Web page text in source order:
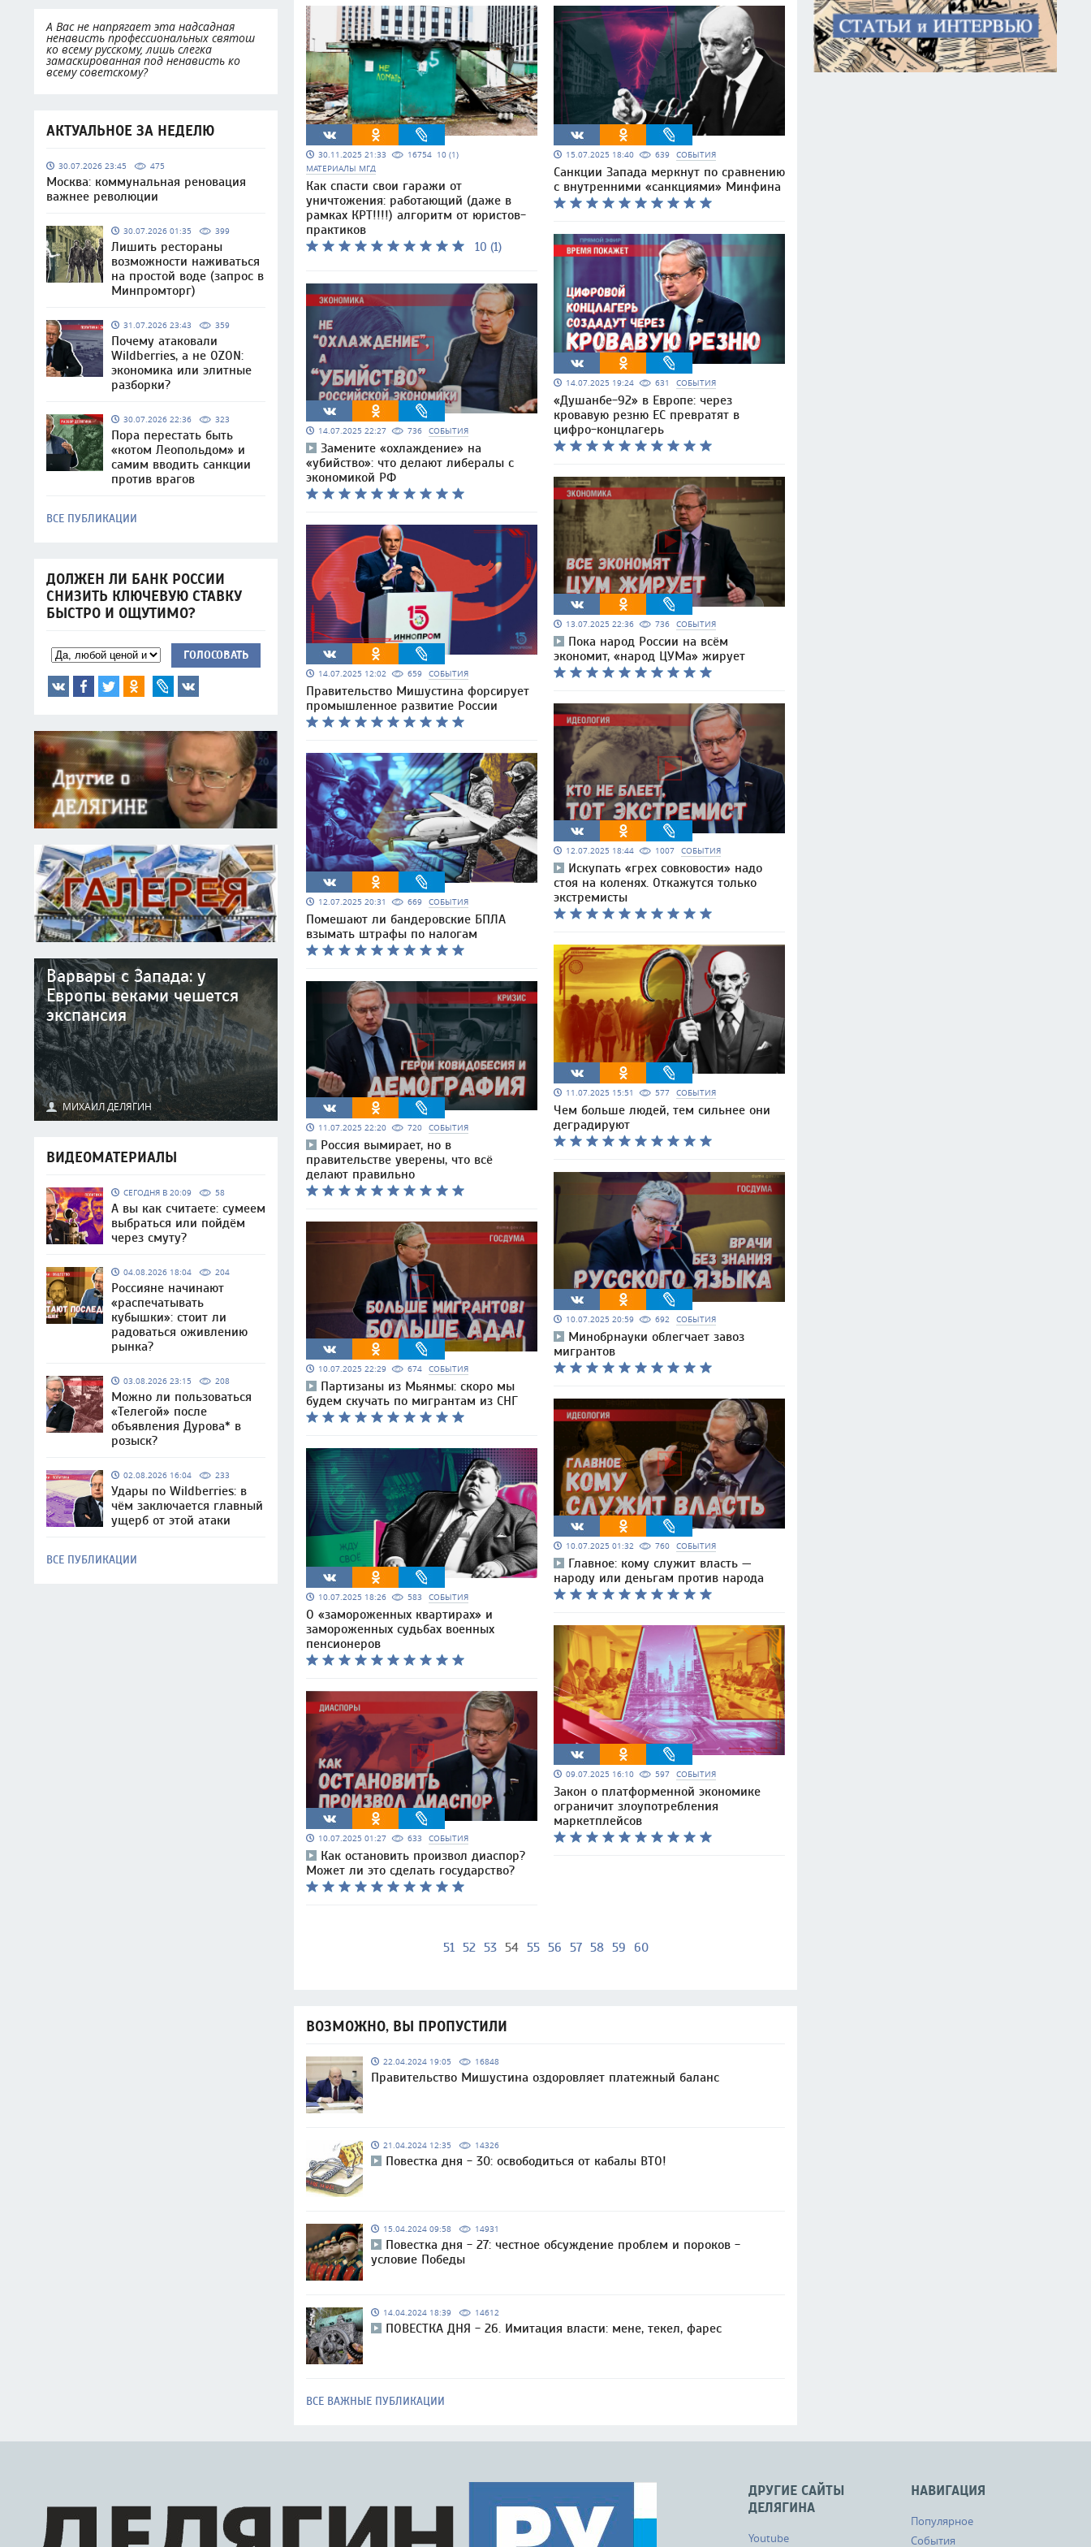
А Вас не напрягает эта надсадная
ненависть профессиональных святош
ко всему русскому, лишь слегка
замаскированная под ненависть ко
всему советскому?
АКТУАЛЬНОЕ ЗА НЕДЕЛЮ
30.07.2026 23:45 475
Москва: коммунальная реновация
важнее революции
30.07.2026 01:35 399
Лишить рестораны
возможности наживаться
на простой воде (запрос в
Минпромторг)
31.07.2026 23:43 359
Почему атаковали
Wildberries, а не OZON:
экономика или элитные
разборки?
30.07.2026 22:36 323
Пора перестать быть
«котом Леопольдом» и
самим вводить санкции
против врагов
ВСЕ ПУБЛИКАЦИИ
ДОЛЖЕН ЛИ БАНК РОССИИ
СНИЗИТЬ КЛЮЧЕВУЮ СТАВКУ
БЫСТРО И ОЩУТИМО?
ГОЛОСОВАТЬ
Варвары с Запада: у
Европы веками чешется
экспансия
МИХАИЛ ДЕЛЯГИН
ВИДЕОМАТЕРИАЛЫ
СЕГОДНЯ В 20:09 58
А вы как считаете: сумеем
выбраться или пойдём
через смуту?
04.08.2026 18:04 204
Россияне начинают
«распечатывать
кубышки»: стоит ли
радоваться оживлению
рынка?
03.08.2026 23:15 208
Можно ли пользоваться
«Телегой» после
объявления Дурова* в
розыск?
02.08.2026 16:04 233
Удары по Wildberries: в
чём заключается главный
ущерб от этой атаки
ВСЕ ПУБЛИКАЦИИ
30.11.2025 21:33 16754 10 (1)
МАТЕРИАЛЫ МГД
Как спасти свои гаражи от
уничтожения: работающий (даже в
рамках КРТ!!!!) алгоритм от юристов-
практиков
10 (1)
14.07.2025 22:27 736 СОБЫТИЯ
Замените «охлаждение» на
«убийство»: что делают либералы с
экономикой РФ
14.07.2025 12:02 659 СОБЫТИЯ
Правительство Мишустина форсирует
промышленное развитие России
12.07.2025 20:31 669 СОБЫТИЯ
Помешают ли бандеровские БПЛА
взымать штрафы по налогам
11.07.2025 22:20 720 СОБЫТИЯ
Россия вымирает, но в
правительстве уверены, что всё
делают правильно
10.07.2025 22:29 674 СОБЫТИЯ
Партизаны из Мьянмы: скоро мы
будем скучать по мигрантам из СНГ
10.07.2025 18:26 583 СОБЫТИЯ
О «замороженных квартирах» и
замороженных судьбах военных
пенсионеров
10.07.2025 01:27 633 СОБЫТИЯ
Как остановить произвол диаспор?
Может ли это сделать государство?
15.07.2025 18:40 639 СОБЫТИЯ
Санкции Запада меркнут по сравнению
с внутренними «санкциями» Минфина
14.07.2025 19:24 631 СОБЫТИЯ
«Душанбе-92» в Европе: через
кровавую резню ЕС превратят в
цифро-концлагерь
13.07.2025 22:36 736 СОБЫТИЯ
Пока народ России на всём
экономит, «народ ЦУМа» жирует
12.07.2025 18:44 1007 СОБЫТИЯ
Искупать «грех совковости» надо
стоя на коленях. Откажутся только
экстремисты
11.07.2025 15:51 577 СОБЫТИЯ
Чем больше людей, тем сильнее они
деградируют
10.07.2025 20:59 692 СОБЫТИЯ
Минобрнауки облегчает завоз
мигрантов
10.07.2025 01:32 760 СОБЫТИЯ
Главное: кому служит власть —
народу или деньгам против народа
09.07.2025 16:10 597 СОБЫТИЯ
Закон о платформенной экономике
ограничит злоупотребления
маркетплейсов
51 52 53 54 55 56 57 58 59 60
ВОЗМОЖНО, ВЫ ПРОПУСТИЛИ
22.04.2024 19:05 16848
Правительство Мишустина оздоровляет платежный баланс
21.04.2024 12:35 14326
Повестка дня - 30: освободиться от кабалы ВТО!
15.04.2024 09:58 14931
Повестка дня - 27: честное обсуждение проблем и пороков -
условие Победы
14.04.2024 18:39 14612
ПОВЕСТКА ДНЯ - 26. Имитация власти: мене, текел, фарес
ВСЕ ВАЖНЫЕ ПУБЛИКАЦИИ
НАВИГАЦИЯ
Популярное
События
ДРУГИЕ САЙТЫ
ДЕЛЯГИНА
Youtube